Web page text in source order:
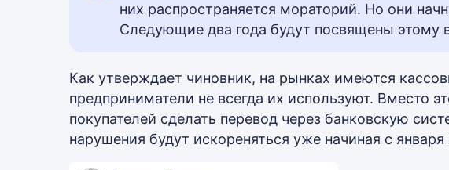
них распространяется мораторий. Но они
Следующие два года будут посвящены этому
Как утверждает чиновник, на рынках имеются
предприниматели не всегда их используют. Вместо
покупателей сделать перевод через банковскую
нарушения будут искореняться уже начиная с января